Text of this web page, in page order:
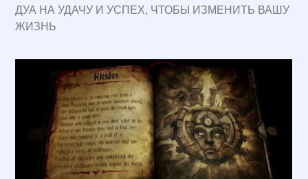
ДУА НА УДАЧУ И УСПЕХ, ЧТОБЫ ИЗМЕНИТЬ ВАШУ
ЖИЗНЬ